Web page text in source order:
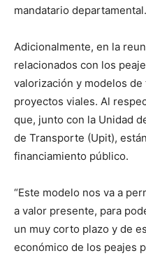
mandatario departamental.
Adicionalmente, en la
relacionados con los
valorización y modelos
proyectos viales. Al
que, junto con la Unidad
de Transporte (Upit),
financiamiento público.
“Este modelo nos va a
a valor presente, para
un muy corto plazo y de
económico de los peajes